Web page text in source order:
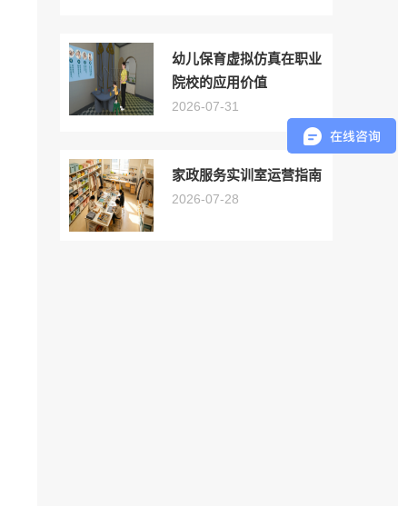
幼儿保育虚拟仿真在职业
院校的应用价值
2026-07-31
家政服务实训室运营指南
2026-07-28